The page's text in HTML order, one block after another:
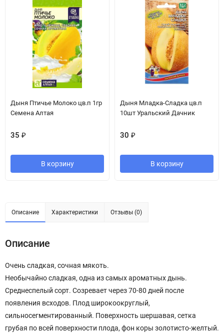
Дыня Птичье Молоко цв.п 1гр
Семена Алтая
35 ₽
В корзину
Дыня Младка-Сладка цв.п
10шт Уральский Дачник
30 ₽
В корзину
Описание Характеристики Отзывы (0)
Описание
Очень сладкая, сочная мякоть.
Необычайно сладкая, одна из самых ароматных дынь.
Среднеспелый сорт. Созревает через 70-80 дней после
появления всходов. Плод широкоокруглый,
сильносегментированный. Поверхность шершавая, сетка
грубая по всей поверхности плода, фон коры золотисто-желтый.